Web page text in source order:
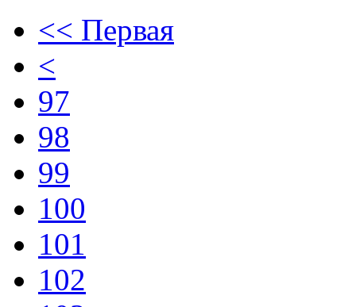
<< Первая
<
97
98
99
100
101
102